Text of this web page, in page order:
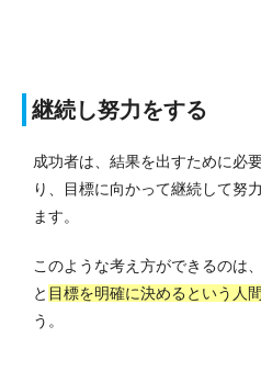
継続し努力をする
成功者は、結果を出すために必
り、目標に向かって継続して努
ます。
このような考え方ができるのは
と 目標を明確に決めるという人
う。